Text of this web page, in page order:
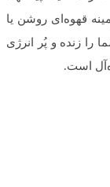
قهوه‌ای روشن یا
را زنده و پُر انرژی
است.